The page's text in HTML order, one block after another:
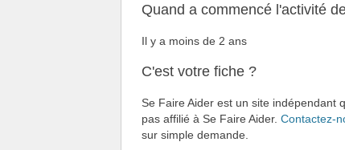
Quand a commencé l'activité
Il y a moins de 2 ans
C'est votre fiche ?
Se Faire Aider est un site indépendant
pas affilié à Se Faire Aider. Contactez-
sur simple demande.